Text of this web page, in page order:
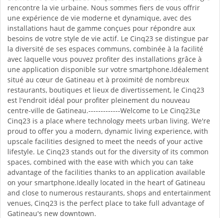
rencontre la vie urbaine. Nous sommes fiers de vous offrir
une expérience de vie moderne et dynamique, avec des
installations haut de gamme conçues pour répondre aux
besoins de votre style de vie actif. Le Cinq23 se distingue par
la diversité de ses espaces communs, combinée à la facilité
avec laquelle vous pouvez profiter des installations grâce à
une application disponible sur votre smartphone.Idéalement
situé au cœur de Gatineau et à proximité de nombreux
restaurants, boutiques et lieux de divertissement, le Cinq23
est l'endroit idéal pour profiter pleinement du nouveau
centre-ville de Gatineau.-------------Welcome to Le Cinq23Le
Cinq23 is a place where technology meets urban living. We're
proud to offer you a modern, dynamic living experience, with
upscale facilities designed to meet the needs of your active
lifestyle. Le Cinq23 stands out for the diversity of its common
spaces, combined with the ease with which you can take
advantage of the facilities thanks to an application available
on your smartphone.Ideally located in the heart of Gatineau
and close to numerous restaurants, shops and entertainment
venues, Cinq23 is the perfect place to take full advantage of
Gatineau's new downtown.